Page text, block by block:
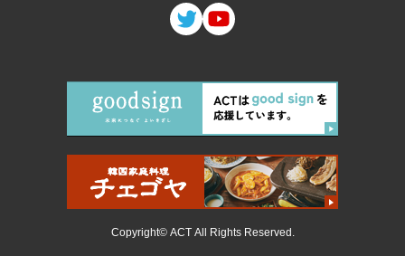
Copyright© ACT All Rights Reserved.